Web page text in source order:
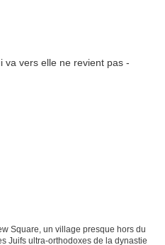
Square, un village presque hors du
Juifs ultra-orthodoxes de la dynastie